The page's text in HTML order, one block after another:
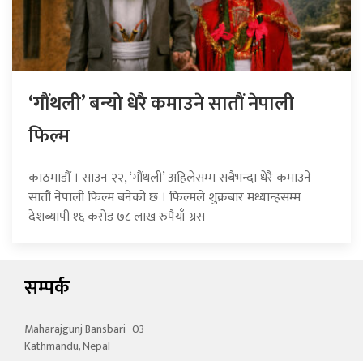
‘गौंथली’ बन्यो धेरै कमाउने सातौं नेपाली
फिल्म
काठमाडौँ । साउन २२, ‘गौंथली’ अहिलेसम्म सबैभन्दा धेरै कमाउने
सातौं नेपाली फिल्म बनेको छ । फिल्मले शुक्रबार मध्यान्हसम्म
देशब्यापी १६ करोड ७८ लाख रुपैयाँ ग्रस
सम्पर्क
Maharajgunj Bansbari -03
Kathmandu, Nepal